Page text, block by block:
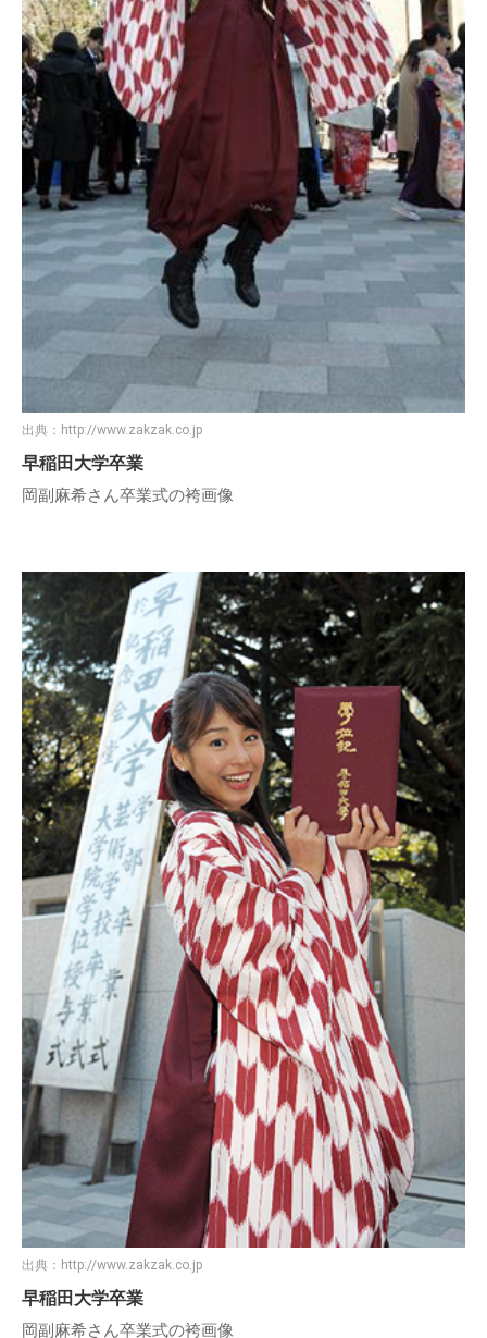
出典： http://www.zakzak.co.jp
早稲田大学卒業
岡副麻希さん卒業式の袴画像
出典： http://www.zakzak.co.jp
早稲田大学卒業
岡副麻希さん卒業式の袴画像